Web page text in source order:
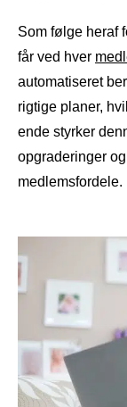
Som følge heraf
får ved hver
automatiseret
rigtige planer,
ende styrker
opgraderinger
medlemsfordele.